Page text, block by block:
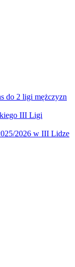
do 2 ligi mężczyzn
III Ligi
2026 w III Lidze